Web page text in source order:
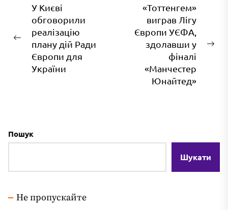
Навігація
записів
Попередній
запис:
У Києві
обговорили
реалізацію
плану дій Ради
Європи для
України
«Тоттенгем»
виграв Лігу
Європи УЄФА,
здолавши у
фіналі
«Манчестер
Юнайтед»
Пошук
Шукати
Не пропускайте